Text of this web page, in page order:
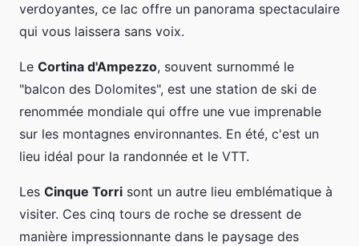
verdoyantes, ce lac offre un panorama spectaculaire
qui vous laissera sans voix.
Le Cortina d'Ampezzo, souvent surnommé le
"balcon des Dolomites", est une station de ski de
renommée mondiale qui offre une vue imprenable
sur les montagnes environnantes. En été, c'est un
lieu idéal pour la randonnée et le VTT.
Les Cinque Torri sont un autre lieu emblématique à
visiter. Ces cinq tours de roche se dressent de
manière impressionnante dans le paysage des